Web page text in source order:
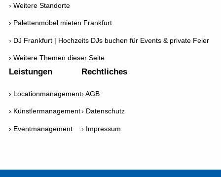
Weitere Standorte
Palettenmöbel mieten Frankfurt
DJ Frankfurt | Hochzeits DJs buchen für Events & private Feier
Weitere Themen dieser Seite
Leistungen
Locationmanagement
Künstlermanagement
Eventmanagement
Rechtliches
AGB
Datenschutz
Impressum